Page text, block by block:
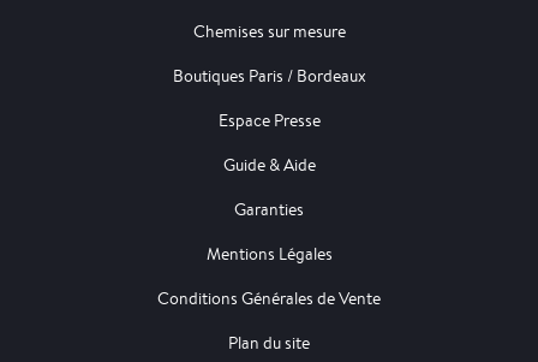
Chemises sur mesure
Boutiques Paris / Bordeaux
Espace Presse
Guide & Aide
Garanties
Mentions Légales
Conditions Générales de Vente
Plan du site